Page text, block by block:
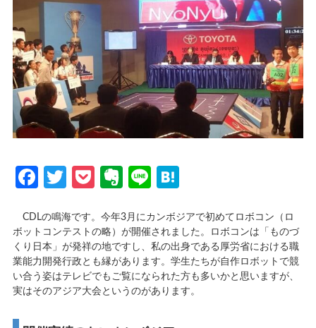
Facebook
Twitter
PocketEvernote
Line
CDLの鳴海です。今年3月にカンボジアで初めてロボコン（ロ
ボットコンテストの略）が開催されました。ロボコンは「ものづ
くり日本」が発祥の地ですし、私の出身である厚労省における職
業能力開発行政とも縁があります。学生たちが自作ロボットで競
い合う姿はテレビでもご覧になられた方も多いかと思いますが、
実はそのアジア大会というのがあります。